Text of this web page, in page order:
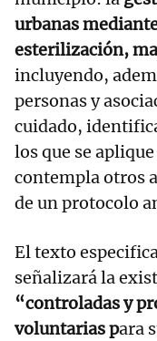
urbanas
esterilización,
incluyendo,
personas y
cuidado,
los que se
contempla otros
de un protocolo
El texto
señalizará la
“controladas y
voluntarias para